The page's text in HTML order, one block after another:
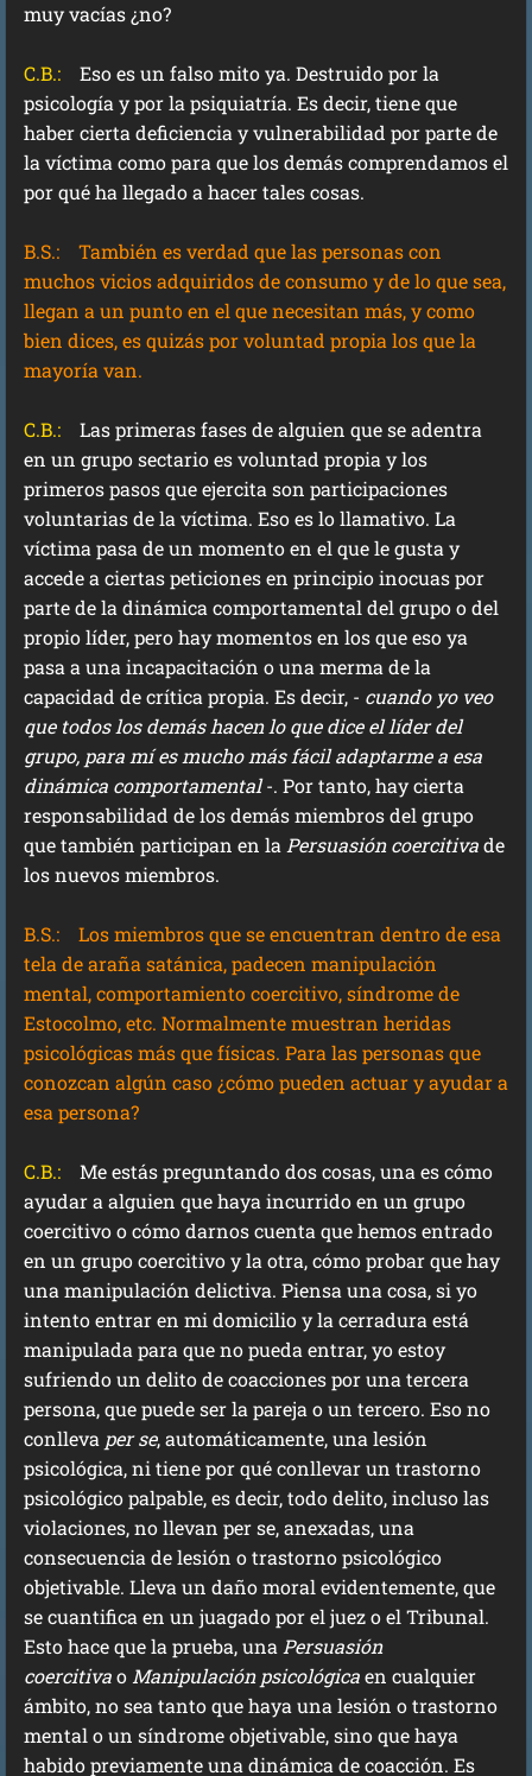
muy vacías ¿no?
C.B.: Eso es un falso mito ya. Destruido por la
psicología y por la psiquiatría. Es decir, tiene que
haber cierta deficiencia y vulnerabilidad por parte de
la víctima como para que los demás comprendamos el
por qué ha llegado a hacer tales cosas.
B.S.:
También es verdad que las personas con
muchos vicios adquiridos de consumo y de lo que sea,
llegan a un punto en el que necesitan más, y como
bien dices, es quizás por voluntad propia los que la
mayoría van.
C.B.:
Las primeras fases de alguien que se adentra
en un grupo sectario es voluntad propia y los
primeros pasos que ejercita son participaciones
voluntarias de la víctima. Eso es lo llamativo. La
víctima pasa de un momento en el que le gusta y
accede a ciertas peticiones en principio inocuas por
parte de la dinámica comportamental del grupo o del
propio líder, pero hay momentos en los que eso ya
pasa a una incapacitación o una merma de la
capacidad de crítica propia. Es decir, - cuando yo veo
que todos los demás hacen lo que dice el líder del
grupo, para mí es mucho más fácil adaptarme a esa
dinámica comportamental-. Por tanto, hay cierta
responsabilidad de los demás miembros del grupo
que también participan en la Persuasión coercitivade
los nuevos miembros.
B.S.:
Los miembros que se encuentran dentro de esa
tela de araña satánica, padecen manipulación
mental, comportamiento coercitivo, síndrome de
Estocolmo, etc. Normalmente muestran heridas
psicológicas más que físicas. Para las personas que
conozcan algún caso ¿cómo pueden actuar y ayudar a
esa persona?
C.B.:
Me estás preguntando dos cosas, una es cómo
ayudar a alguien que haya incurrido en un grupo
coercitivo o cómo darnos cuenta que hemos entrado
en un grupo coercitivo y la otra, cómo probar que hay
una manipulación delictiva. Piensa una cosa, si yo
intento entrar en mi domicilio y la cerradura está
manipulada para que no pueda entrar, yo estoy
sufriendo un delito de coacciones por una tercera
persona, que puede ser la pareja o un tercero. Eso no
conlleva per se, automáticamente, una lesión
psicológica, ni tiene por qué conllevar un trastorno
psicológico palpable, es decir, todo delito, incluso las
violaciones, no llevan per se, anexadas, una
consecuencia de lesión o trastorno psicológico
objetivable. Lleva un daño moral evidentemente, que
se cuantifica en un juagado por el juez o el Tribunal.
Esto hace que la prueba, una Persuasión
coercitivao Manipulación psicológicaen cualquier
ámbito, no sea tanto que haya una lesión o trastorno
mental o un síndrome objetivable, sino que haya
habido previamente una dinámica de coacción. Es